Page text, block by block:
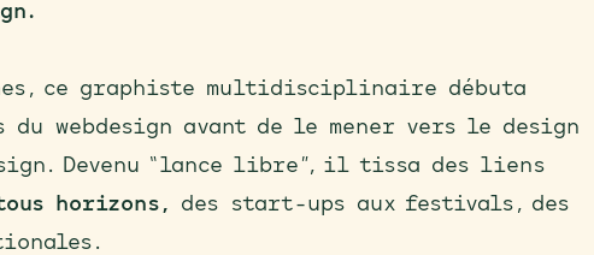
ce graphiste multidisciplinaire débuta
du webdesign avant de le mener vers le design
Devenu “lance libre”, il tissa des liens
horizons,
des start-ups aux festivals, des